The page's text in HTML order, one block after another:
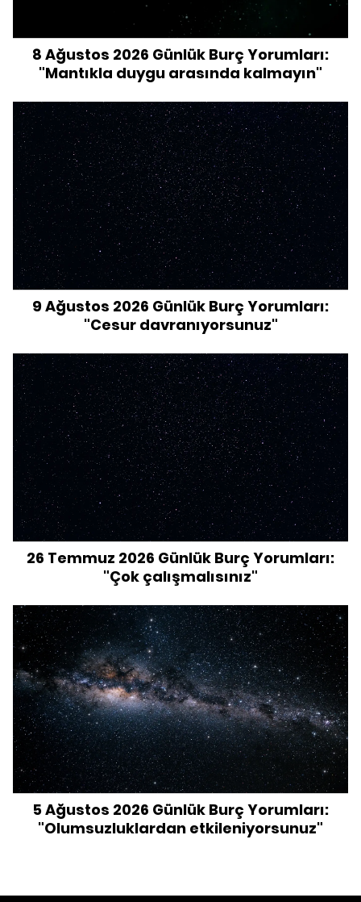
8 Ağustos 2026 Günlük Burç Yorumları:
"Mantıkla duygu arasında kalmayın"
9 Ağustos 2026 Günlük Burç Yorumları:
"Cesur davranıyorsunuz"
26 Temmuz 2026 Günlük Burç Yorumları:
"Çok çalışmalısınız"
5 Ağustos 2026 Günlük Burç Yorumları:
"Olumsuzluklardan etkileniyorsunuz"